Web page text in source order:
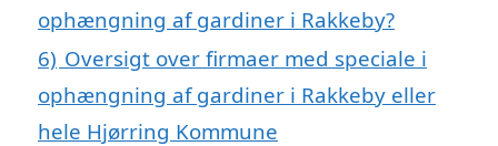
ophængning af gardiner i Rakkeby?
6) Oversigt over firmaer med speciale i
ophængning af gardiner i Rakkeby eller
hele Hjørring Kommune